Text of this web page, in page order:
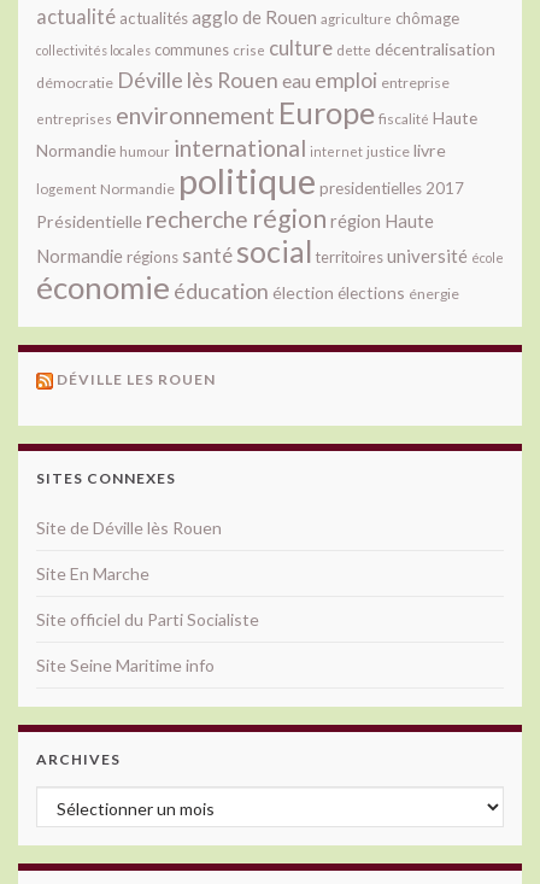
actualité actualitésagglo de Rouen agriculture chômage
collectivités locales communes crise culture dette décentralisation
démocratie Déville lès Rouen eau emploi entreprise
entreprises environnement Europe fiscalité Haute
Normandie humour international internet justice livre
logement Normandie politique presidentielles 2017
Présidentielle recherche région région Haute
Normandie régions santésocial territoiresuniversité école
économie éducation élection élections énergie
DÉVILLE LES ROUEN
SITES CONNEXES
Site de Déville lès Rouen
Site En Marche
Site officiel du Parti Socialiste
Site Seine Maritime info
ARCHIVES
Archives